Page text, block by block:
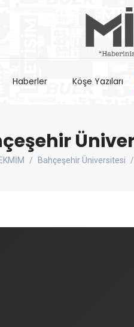
Haberler Köşe Yazıları
Bahçeşehir Üniversitesi